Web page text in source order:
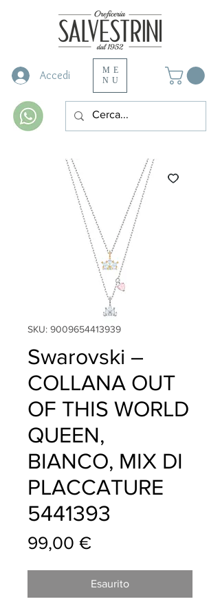
Accedi
ME
NU
SKU: 9009654413939
Swarovski –
COLLANA OUT
OF THIS WORLD
QUEEN,
BIANCO, MIX DI
PLACCATURE
5441393
99,00 €Prezzo
Esaurito